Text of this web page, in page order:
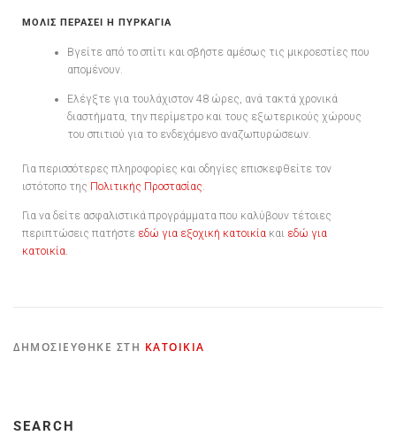
ΜΟΛΙΣ ΠΕΡΑΣΕΙ Η ΠΥΡΚΑΓΙΑ
Βγείτε από το σπίτι και σβήστε αμέσως τις μικροεστίες που
απομένουν.
Ελέγξτε για τουλάχιστον 48 ώρες, ανά τακτά χρονικά
διαστήματα, την περίμετρο και τους εξωτερικούς χώρους
του σπιτιού για το ενδεχόμενο αναζωπυρώσεων.
Για περισσότερες πληροφορίες και οδηγίες επισκεφθείτε τον
ιστότοπο της Πολιτικής Προστασίας
Για να δείτε ασφαλιστικά προγράμματα που καλύβουν τέτοιες
περιπτώσεις πατήστε εδώ για εξοχική κατοικία και εδώ για
κατοικία.
ΔΗΜΟΣΙΕΎΘΗΚΕ ΣΤΗ ΚΑΤΟΙΚΊΑ
SEARCH